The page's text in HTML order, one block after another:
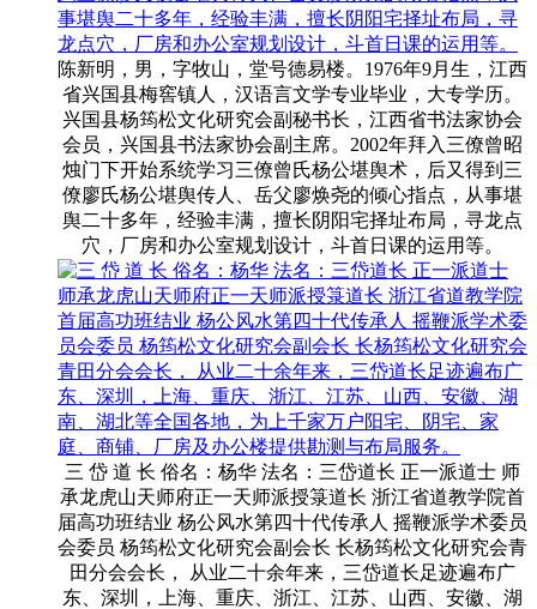
陈新明，男，字牧山，堂号德易楼。1976年9月生，江西
省兴国县梅窖镇人，汉语言文学专业毕业，大专学历。
兴国县杨筠松文化研究会副秘书长，江西省书法家协会
会员，兴国县书法家协会副主席。2002年拜入三僚曾昭
烛门下开始系统学习三僚曾氏杨公堪舆术，后又得到三
僚廖氏杨公堪舆传人、岳父廖焕尧的倾心指点，从事堪
舆二十多年，经验丰满，擅长阴阳宅择址布局，寻龙点
穴，厂房和办公室规划设计，斗首日课的运用等。
三 岱 道 长 俗名：杨华 法名：三岱道长 正一派道士 师
承龙虎山天师府正一天师派授箓道长 浙江省道教学院首
届高功班结业 杨公风水第四十代传承人 摇鞭派学术委员
会委员 杨筠松文化研究会副会长 长杨筠松文化研究会青
田分会会长， 从业二十余年来，三岱道长足迹遍布广
东、深圳，上海、重庆、浙江、江苏、山西、安徽、湖